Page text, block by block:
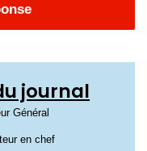
journal
Général
en chef